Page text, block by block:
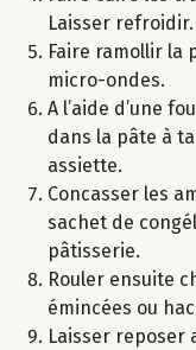
Laisser refroidir.
Faire ramollir la
micro-ondes.
A l’aide d’une
dans la pâte à
assiette.
Concasser les
sachet de
pâtisserie.
Rouler ensuite
émincées ou
Laisser reposer